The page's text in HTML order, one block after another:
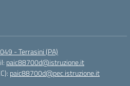
- Terrasini (PA)
paic88700d@istruzione.it
paic88700d@pec.istruzione.it